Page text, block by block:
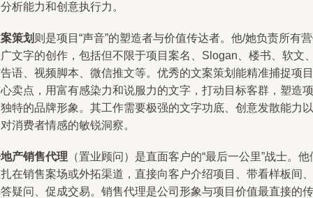
析能力和创意执行力。
策划 则是项目“声音”的塑造者与价值传达者。他/她负责所有
文字的创作，包括但不限于项目案名、Slogan、楼书、软文
语、视频脚本、微信推文等。优秀的文案策划能精准捕捉项目
卖点，用富有感染力和说服力的文字，打动目标客群，塑造项
特的品牌形象。其工作需要极强的文字功底、创意发散能力以
消费者情感的敏锐洞察。
产销售代理 （置业顾问）是直面客户的“最后一公里”战士。他
在销售案场或外拓渠道，直接向客户介绍项目、带看样板间、
疑问、促成交易。销售代理是公司形象与项目价值最直接的传